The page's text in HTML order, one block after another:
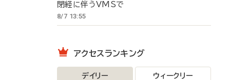
閉経に伴うVMSで
8/7 13:55
アクセスランキング
デイリー ウィークリー